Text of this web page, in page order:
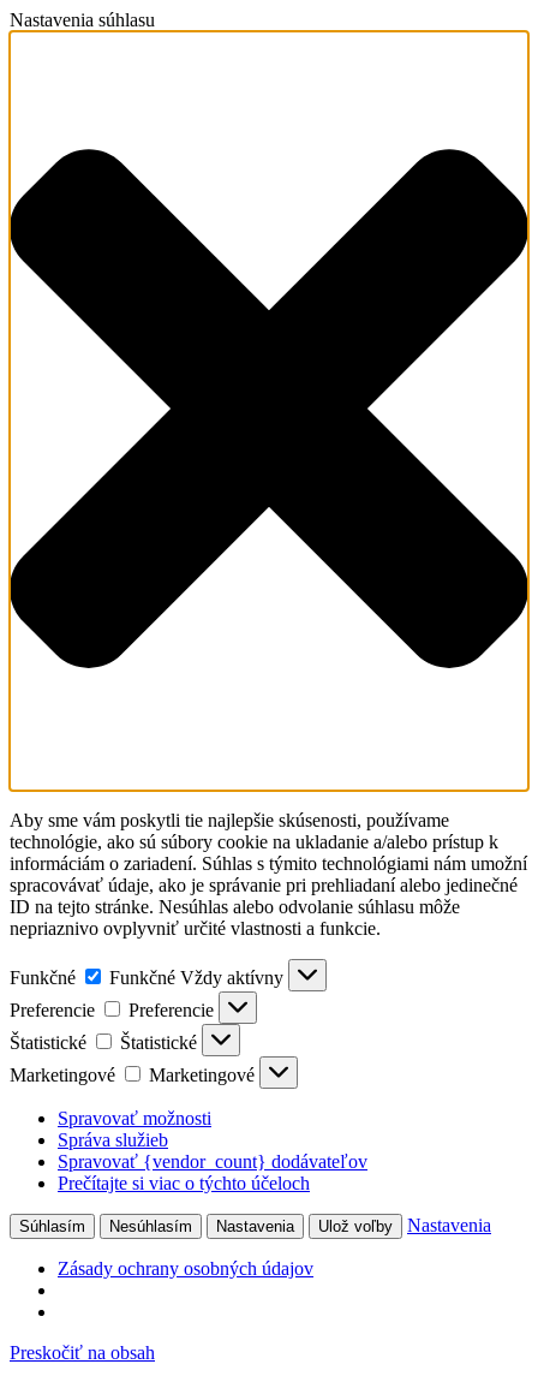
Nastavenia súhlasu
Aby sme vám poskytli tie najlepšie skúsenosti, používame
technológie, ako sú súbory cookie na ukladanie a/alebo prístup k
informáciám o zariadení. Súhlas s týmito technológiami nám umožní
spracovávať údaje, ako je správanie pri prehliadaní alebo jedinečné
ID na tejto stránke. Nesúhlas alebo odvolanie súhlasu môže
nepriaznivo ovplyvniť určité vlastnosti a funkcie.
Funkčné Funkčné Vždy aktívny
Preferencie
Preferencie
Štatistické
Štatistické
Marketingové
Marketingové
Spravovať možnosti
Správa služieb
Spravovať {vendor_count} dodávateľov
Prečítajte si viac o týchto účeloch
Súhlasím Nesúhlasím Nastavenia Ulož voľby Nastavenia
Zásady ochrany osobných údajov
Preskočiť na obsah